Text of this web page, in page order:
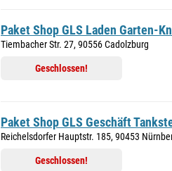
Paket Shop GLS Laden Garten-
Tiembacher Str. 27, 90556 Cadolzburg
Geschlossen!
Paket Shop GLS Geschäft
Reichelsdorfer Hauptstr. 185, 90453
Geschlossen!